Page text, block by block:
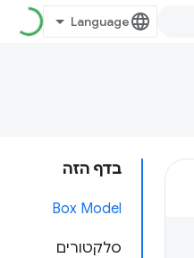
בדף הזה
Box Model
סלקטורים